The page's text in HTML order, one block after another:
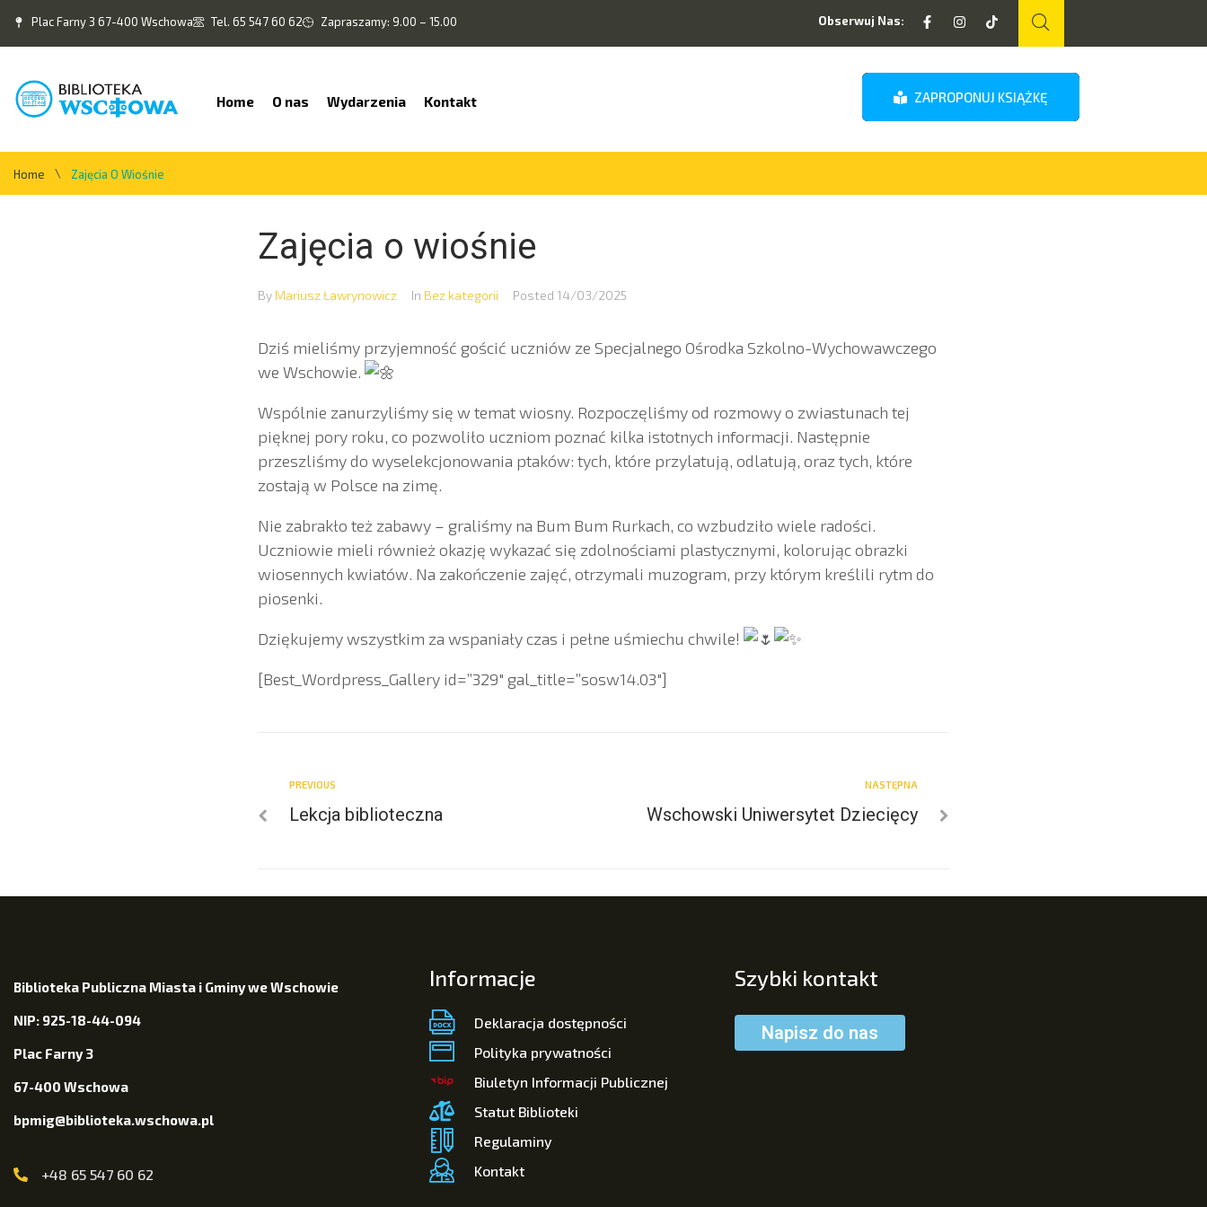
Plac Farny 3 67-400 Wschowa Tel. 65 547 60 62 Zapraszamy: 9.00 – 15.00 Obserwuj Nas:
Home O nas Wydarzenia Kontakt ZAPROPONUJ KSIĄŻKĘ
Home \ Zajęcia O Wiośnie
Zajęcia o wiośnie
By Mariusz Ławrynowicz In Bez kategorii Posted 14/03/2025
Dziś mieliśmy przyjemność gościć uczniów ze Specjalnego Ośrodka Szkolno-Wychowawczego
we Wschowie.
Wspólnie zanurzyliśmy się w temat wiosny. Rozpoczęliśmy od rozmowy o zwiastunach tej
pięknej pory roku, co pozwoliło uczniom poznać kilka istotnych informacji. Następnie
przeszliśmy do wyselekcjonowania ptaków: tych, które przylatują, odlatują, oraz tych, które
zostają w Polsce na zimę.
Nie zabrakło też zabawy – graliśmy na Bum Bum Rurkach, co wzbudziło wiele radości.
Uczniowie mieli również okazję wykazać się zdolnościami plastycznymi, kolorując obrazki
wiosennych kwiatów. Na zakończenie zajęć, otrzymali muzogram, przy którym kreślili rytm do
piosenki.
Dziękujemy wszystkim za wspaniały czas i pełne uśmiechu chwile!
[Best_Wordpress_Gallery id=”329″ gal_title=”sosw14.03″]
PREVIOUS
Lekcja biblioteczna
NASTĘPNA
Wschowski Uniwersytet Dziecięcy
Biblioteka Publiczna Miasta i Gminy we Wschowie
NIP: 925-18-44-094
Plac Farny 3
67-400 Wschowa
bpmig@biblioteka.wschowa.pl
+48 65 547 60 62
Informacje
Deklaracja dostępności
Polityka prywatności
Biuletyn Informacji Publicznej
Statut Biblioteki
Regulaminy
Kontakt
Szybki kontakt
Napisz do nas